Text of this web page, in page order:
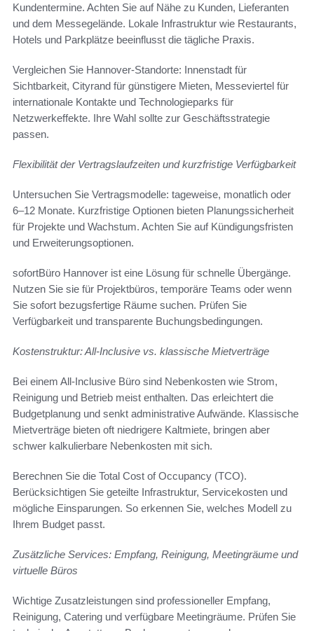
Kundentermine. Achten Sie auf Nähe zu Kunden, Lieferanten
und dem Messegelände. Lokale Infrastruktur wie Restaurants,
Hotels und Parkplätze beeinflusst die tägliche Praxis.
Vergleichen Sie Hannover-Standorte: Innenstadt für
Sichtbarkeit, Cityrand für günstigere Mieten, Messeviertel für
internationale Kontakte und Technologieparks für
Netzwerkeffekte. Ihre Wahl sollte zur Geschäftsstrategie
passen.
Flexibilität der Vertragslaufzeiten und kurzfristige Verfügbarkeit
Untersuchen Sie Vertragsmodelle: tageweise, monatlich oder
6–12 Monate. Kurzfristige Optionen bieten Planungssicherheit
für Projekte und Wachstum. Achten Sie auf Kündigungsfristen
und Erweiterungsoptionen.
sofortBüro Hannover ist eine Lösung für schnelle Übergänge.
Nutzen Sie sie für Projektbüros, temporäre Teams oder wenn
Sie sofort bezugsfertige Räume suchen. Prüfen Sie
Verfügbarkeit und transparente Buchungsbedingungen.
Kostenstruktur: All-Inclusive vs. klassische Mietverträge
Bei einem All-Inclusive Büro sind Nebenkosten wie Strom,
Reinigung und Betrieb meist enthalten. Das erleichtert die
Budgetplanung und senkt administrative Aufwände. Klassische
Mietverträge bieten oft niedrigere Kaltmiete, bringen aber
schwer kalkulierbare Nebenkosten mit sich.
Berechnen Sie die Total Cost of Occupancy (TCO).
Berücksichtigen Sie geteilte Infrastruktur, Servicekosten und
mögliche Einsparungen. So erkennen Sie, welches Modell zu
Ihrem Budget passt.
Zusätzliche Services: Empfang, Reinigung, Meetingräume und
virtuelle Büros
Wichtige Zusatzleistungen sind professioneller Empfang,
Reinigung, Catering und verfügbare Meetingräume. Prüfen Sie